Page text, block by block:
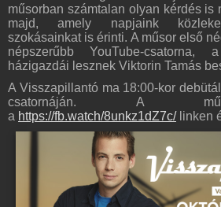
műsorban számtalan olyan kérdés is
majd, amely napjaink
szokásainkat is érinti. A műsor első
népszerűbb YouTube-csatorna,
házigazdái lesznek Viktorin Tamás
A Visszapillantó ma 18:00-kor
csatornáján. A
a https://fb.watch/8unkz1dZ7c/linken